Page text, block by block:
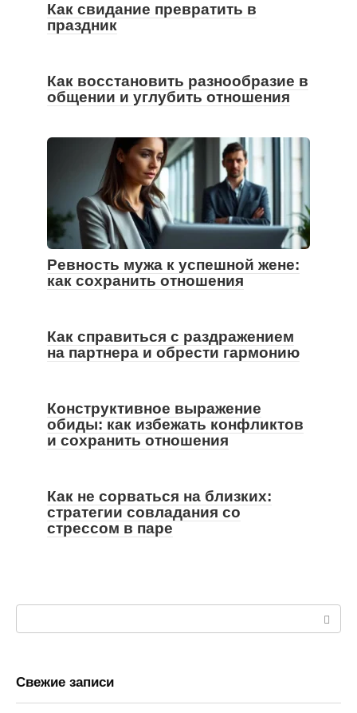
Как свидание превратить в
праздник
Как восстановить разнообразие в
общении и углубить отношения
Ревность мужа к успешной жене:
как сохранить отношения
Как справиться с раздражением
на партнера и обрести гармонию
Конструктивное выражение
обиды: как избежать конфликтов
и сохранить отношения
Как не сорваться на близких:
стратегии совладания со
стрессом в паре
Свежие записи